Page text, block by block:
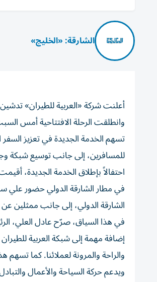
الشارقة: «الخليج»
أعلنت شركة «العربية للطيران»
وانطلقت الرحلة الافتتاحية أمس
تسهم الخدمة الجديدة في تعزيز
للمسافرين، إلى جانب توسيع شبكة
احتفالاً بإطلاق الخدمة الجديدة،
في مطار الشارقة الدولي حضور علي
الشارقة الدولي، إلى جانب ممثلين عن
في هذا السياق، صرّح عادل العلي،
إضافة مهمة إلى شبكة العربية للطيران
والراحة والمرونة لعملائنا. كما
ويدعم حركة السياحة والأعمال